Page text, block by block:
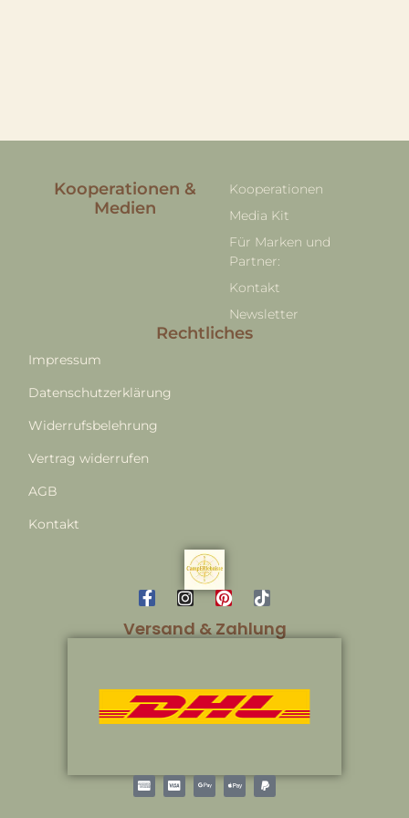
Rechtliches
Impressum
Datenschutzerklärung
Widerrufsbelehrung
Vertrag widerrufen
AGB
Kontakt
Kooperationen &
Medien
Kooperationen
Media Kit
Für Marken und
Partner:
Kontakt
Newsletter
Versand & Zahlung